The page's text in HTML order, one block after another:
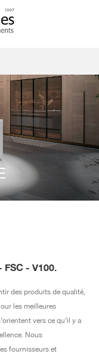
FSC - V100.
des produits de qualité,
les meilleures
vers ce qu’il y a
Nous
fournisseurs et